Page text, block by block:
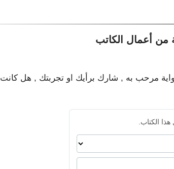
من أعمال الكاتب
مرحب به , شارك برأيك او تجربتك , هل كانت
الكتاب.